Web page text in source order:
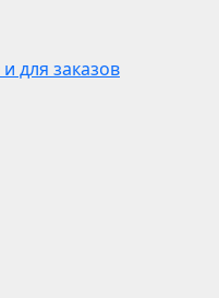
для заказов